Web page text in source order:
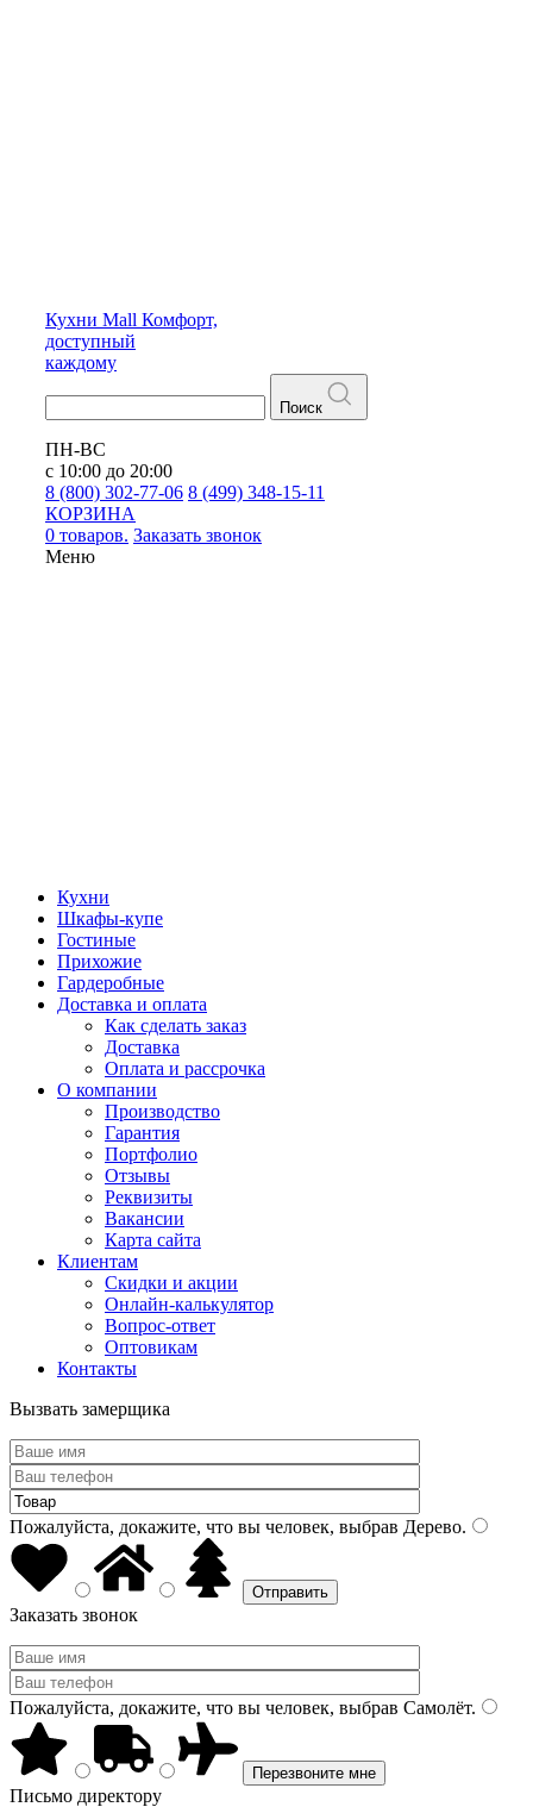
Кухни Mall Комфорт,
доступный
каждому
Поиск
ПН-ВС
с 10:00 до 20:00
8 (800) 302-77-06 8 (499) 348-15-11
КОРЗИНА
0 товаров. Заказать звонок
Меню
Кухни
Шкафы-купе
Гостиные
Прихожие
Гардеробные
Доставка и оплата
Как сделать заказ
Доставка
Оплата и рассрочка
О компании
Производство
Гарантия
Портфолио
Отзывы
Реквизиты
Вакансии
Карта сайта
Клиентам
Скидки и акции
Онлайн-калькулятор
Вопрос-ответ
Оптовикам
Контакты
Вызвать замерщика
Пожалуйста, докажите, что вы человек, выбрав Дерево.
Заказать звонок
Пожалуйста, докажите, что вы человек, выбрав Самолёт.
Письмо директору